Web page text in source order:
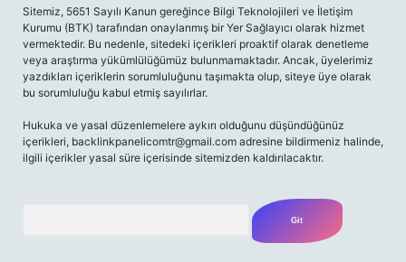
Sitemiz, 5651 Sayılı Kanun gereğince Bilgi Teknolojileri ve İletişim
Kurumu (BTK) tarafından onaylanmış bir Yer Sağlayıcı olarak hizmet
vermektedir. Bu nedenle, sitedeki içerikleri proaktif olarak denetleme
veya araştırma yükümlülüğümüz bulunmamaktadır. Ancak, üyelerimiz
yazdıkları içeriklerin sorumluluğunu taşımakta olup, siteye üye olarak
bu sorumluluğu kabul etmiş sayılırlar.
Hukuka ve yasal düzenlemelere aykırı olduğunu düşündüğünüz
içerikleri, backlinkpanelicomtr@gmail.com adresine bildirmeniz halinde,
ilgili içerikler yasal süre içerisinde sitemizden kaldırılacaktır.